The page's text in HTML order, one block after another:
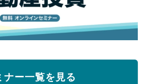
ナー一覧を見る